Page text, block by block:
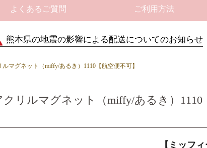
よくあるご質問 ご利用方法
熊本県の地震の影響による配送についてのお知らせ
ルマグネット（miffy/あるき）1110【航空便不可】
クリルマグネット（miffy/あるき）1110
【ミッフ